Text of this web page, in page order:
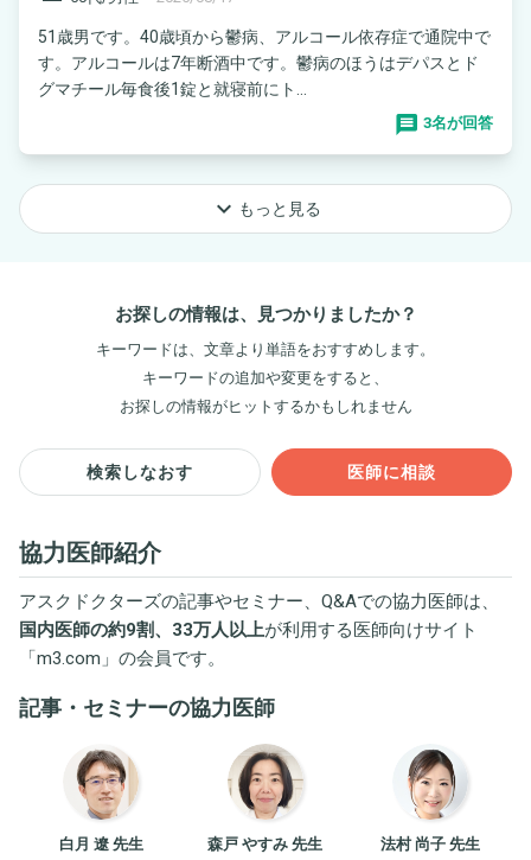
51歳男です。40歳頃から鬱病、アルコール依存症で通院中で
す。アルコールは7年断酒中です。鬱病のほうはデパスとド
グマチール毎食後1錠と就寝前にト...
3名が回答
keyboard_arrow_down もっと見る
お探しの情報は、見つかりましたか？
キーワードは、文章より単語をおすすめします。
キーワードの追加や変更をすると、
お探しの情報がヒットするかもしれません
検索しなおす 医師に相談
協力医師紹介
アスクドクターズの記事やセミナー、Q&Aでの協力医師は、
国内医師の約9割、33万人以上が利用する医師向けサイト
「m3.com 」の会員です。
記事・セミナーの協力医師
白月 遼 先生 森戸 やすみ 先生 法村 尚子 先生